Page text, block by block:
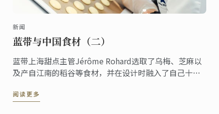
新闻
蓝带与中国食材（二）
蓝带上海甜点主管Jérôme Rohard选取了乌梅、芝麻以
及产自江南的稻谷等食材，并在设计时融入了自己十年
麻果冻。
阅读更多